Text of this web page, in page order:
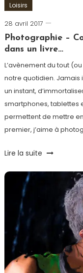
Loisirs
28 avril 2017
Romain-
Paris
Photographie –
dans un livre…
L’avènement du tout
notre quotidien. Jamais
un instant,
smartphones, tablettes
permettent de mettre
premier, j’aime à
Tagged
photo,
photo,
Photo
Photographie
Poster
XXL,
souvenirs,
Volney
Lire la suite